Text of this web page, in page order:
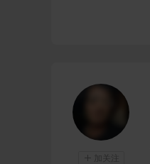
 加关注